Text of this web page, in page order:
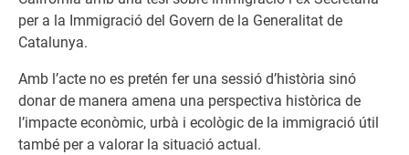
per a la Immigració del Govern de la Generalitat de
Catalunya.
Amb l’acte no es pretén fer una sessió d’història sinó
donar de manera amena una perspectiva històrica de
l’impacte econòmic, urbà i ecològic de la immigració útil
també per a valorar la situació actual.